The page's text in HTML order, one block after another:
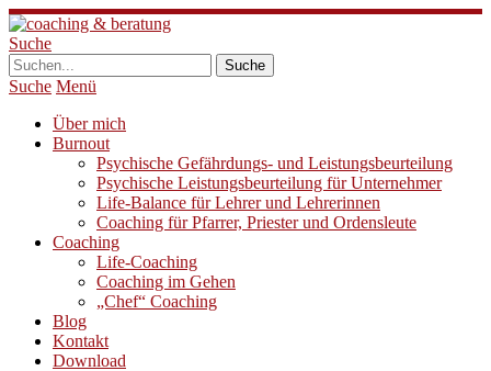
Suche
Suche Menü
Über mich
Burnout
Psychische Gefährdungs- und Leistungsbeurteilung
Psychische Leistungsbeurteilung für Unternehmer
Life-Balance für Lehrer und Lehrerinnen
Coaching für Pfarrer, Priester und Ordensleute
Coaching
Life-Coaching
Coaching im Gehen
„Chef“ Coaching
Blog
Kontakt
Download